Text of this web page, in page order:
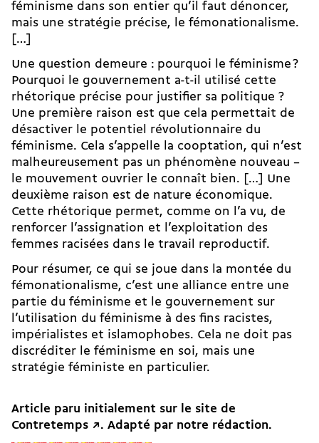
féminisme dans son entier qu’il faut dénoncer,
mais une stratégie précise, le fémonationalisme.
[…]
Une question demeure : pourquoi le féminisme ?
Pourquoi le gouvernement a-t-il utilisé cette
rhétorique précise pour justifier sa politique ?
Une première raison est que cela permettait de
désactiver le potentiel révolutionnaire du
féminisme. Cela s’appelle la cooptation, qui n’est
malheureusement pas un phénomène nouveau –
le mouvement ouvrier le connaît bien. […] Une
deuxième raison est de nature économique.
Cette rhétorique permet, comme on l’a vu, de
renforcer l’assignation et l’exploitation des
femmes racisées dans le travail reproductif.
Pour résumer, ce qui se joue dans la montée du
fémonationalisme, c’est une alliance entre une
partie du féminisme et le gouvernement sur
l’utilisation du féminisme à des fins racistes,
impérialistes et islamophobes. Cela ne doit pas
discréditer le féminisme en soi, mais une
stratégie féministe en particulier.
Article paru initialement sur le site de
Contretemps ↗. Adapté par notre rédaction.